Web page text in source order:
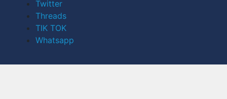
Twitter
Threads
TIK TOK
Whatsapp